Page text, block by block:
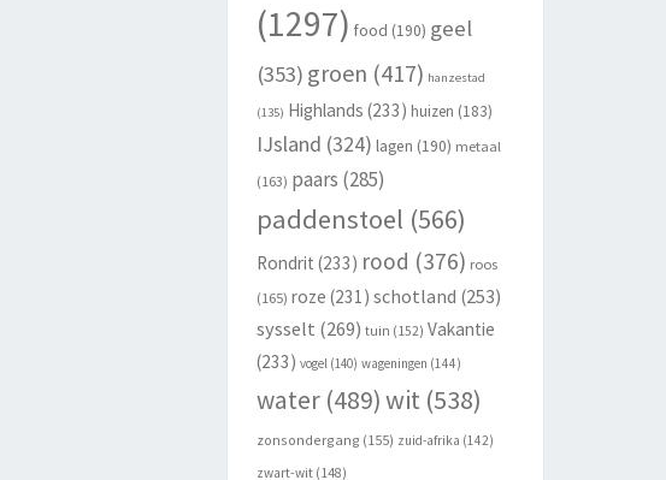
(1297) food (190) geel
(353) groen (417) hanzestad
(135) Highlands (233) huizen (183)
IJsland (324) lagen (190) metaal
(163) paars (285)
paddenstoel (566)
Rondrit (233) rood (376) roos
(165) roze (231) schotland (253)
sysselt (269) tuin (152) Vakantie
(233) vogel(140) wageningen (144)
water(489)wit (538)
zonsondergang (155) zuid-afrika (142)
zwart-wit(148)